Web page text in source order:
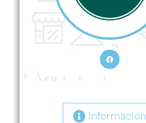
Información